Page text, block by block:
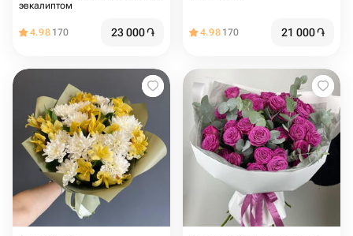
эвкалиптом
4.98 170 23 000֏ 4.98 170 21 000֏